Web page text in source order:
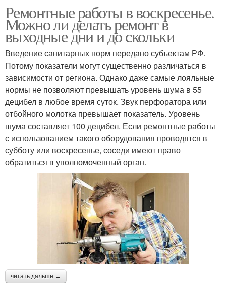
Ремонтные работы в воскресенье.
Можно ли делать ремонт в
выходные дни и до скольки
Введение санитарных норм передано субъектам РФ.
Потому показатели могут существенно различаться в
зависимости от региона. Однако даже самые лояльные
нормы не позволяют превышать уровень шума в 55
децибел в любое время суток. Звук перфоратора или
отбойного молотка превышает показатель. Уровень
шума составляет 100 децибел. Если ремонтные работы
с использованием такого оборудования проводятся в
субботу или воскресенье, соседи имеют право
обратиться в уполномоченный орган.
читать дальше →